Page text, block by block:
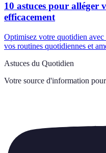
10 astuces pour alléger
efficacement
Optimisez votre quotidien avec
vos routines quotidiennes et
Astuces du Quotidien
Votre source d'information